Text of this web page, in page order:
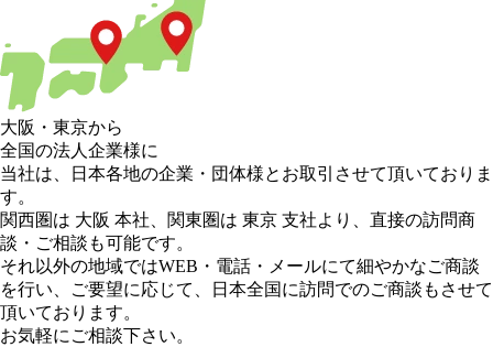
大阪 ・ 東京から
全国の法人企業様に
当社は、日本各地の企業・団体様とお取引させて頂いておりま
す。
関西圏は 大阪 本社、 関東圏は 東京 支社より、直接の訪問商
談・ご相談も可能です。
それ以外の地域ではWEB・電話・メールにて細やかなご商談
を行い、
ご要望に応じて、日本全国に訪問でのご商談もさせて
頂いております。
お気軽にご相談下さい。